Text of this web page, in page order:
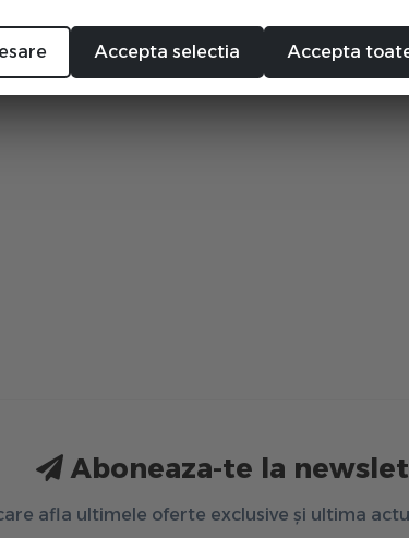
Aboneaza-te la
afla ultimele oferte exclusive și ultima
Accepta selectia Accepta